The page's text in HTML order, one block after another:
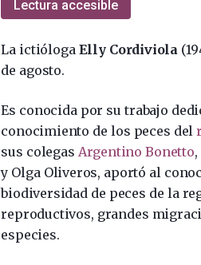
Lectura accesible
La ictióloga Elly Cordiviola
de agosto.
Es conocida por su trabajo
conocimiento de los peces del
sus colegas Argentino Bonetto,
y Olga Oliveros, aportó al
biodiversidad de peces de la
reproductivos, grandes
especies. ​